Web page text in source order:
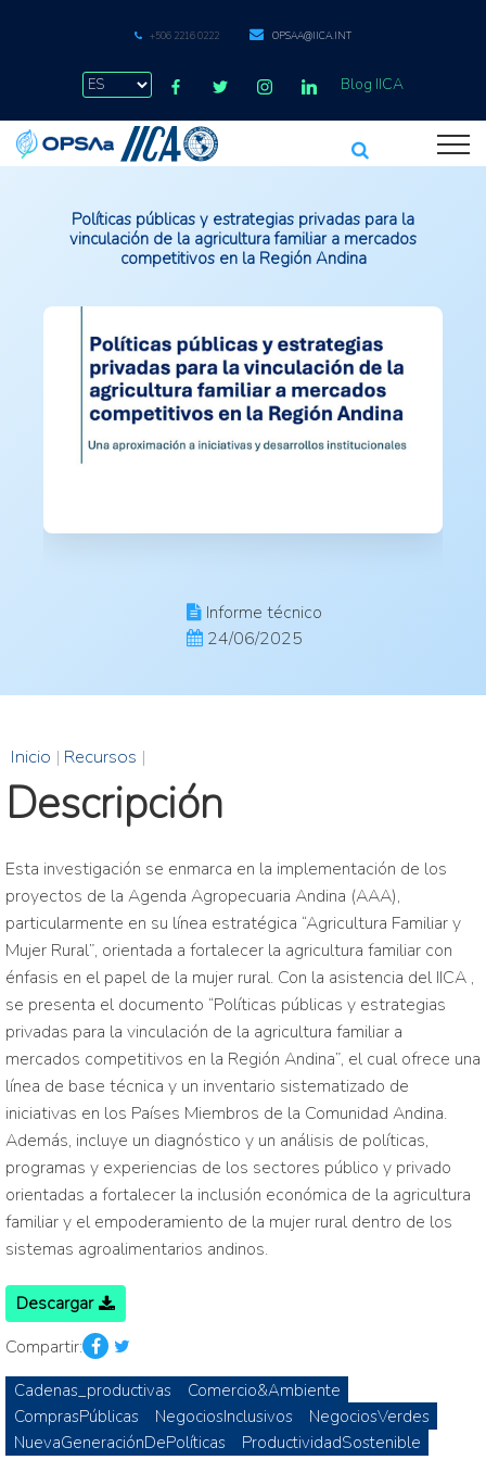
+506 2216 0222 OPSAA@IICA.INT
Blog IICA
Políticas públicas y estrategias privadas para la
vinculación de la agricultura familiar a mercados
competitivos en la Región Andina
Informe técnico
24/06/2025
Inicio | Recursos |
Descripción
Esta investigación se enmarca en la implementación de los
proyectos de la Agenda Agropecuaria Andina (AAA),
particularmente en su línea estratégica “Agricultura Familiar y
Mujer Rural”, orientada a fortalecer la agricultura familiar con
énfasis en el papel de la mujer rural. Con la asistencia del IICA ,
se presenta el documento “Políticas públicas y estrategias
privadas para la vinculación de la agricultura familiar a
mercados competitivos en la Región Andina”, el cual ofrece una
línea de base técnica y un inventario sistematizado de
iniciativas en los Países Miembros de la Comunidad Andina.
Además, incluye un diagnóstico y un análisis de políticas,
programas y experiencias de los sectores público y privado
orientadas a fortalecer la inclusión económica de la agricultura
familiar y el empoderamiento de la mujer rural dentro de los
sistemas agroalimentarios andinos.
Descargar
Compartir:
Cadenas_productivas
Comercio&Ambiente
ComprasPúblicas
NegociosInclusivos
NegociosVerdes
NuevaGeneraciónDePolíticas
ProductividadSostenible